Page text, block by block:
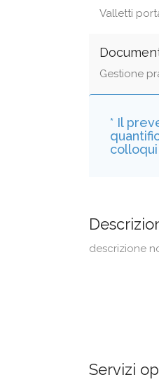
Valletti
Gestione
* Il
colloqui
descrizione
Servizi